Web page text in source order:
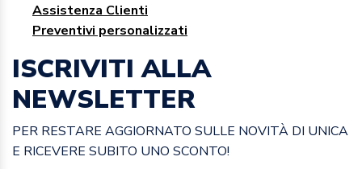
Assistenza Clienti
Preventivi personalizzati
ISCRIVITI ALLA
NEWSLETTER
PER RESTARE AGGIORNATO SULLE NOVITÀ DI UNICA
E RICEVERE SUBITO UNO SCONTO!